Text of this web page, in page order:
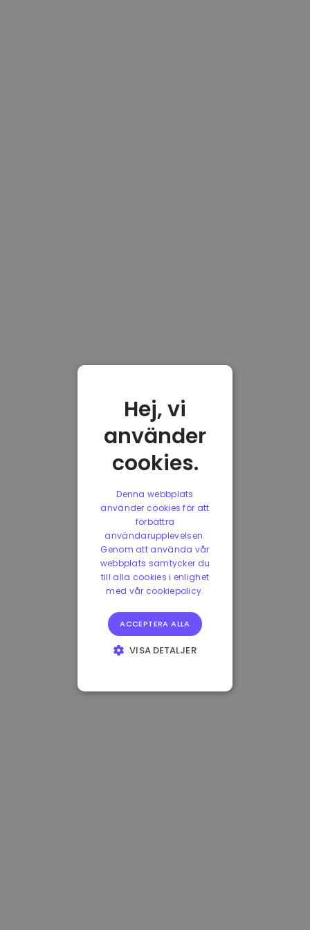
Hej, vi
använder
cookies.
Denna webbplats
använder cookies för att
förbättra
användarupplevelsen.
Genom att använda vår
webbplats samtycker du
till alla cookies i enlighet
med vår cookiepolicy.
ACCEPTERA ALLA
VISA DETALJER